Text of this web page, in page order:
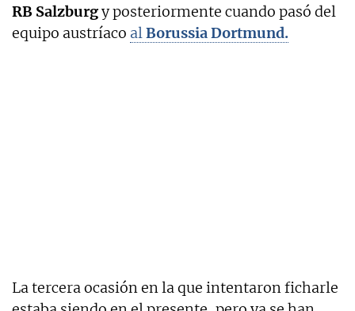
RB Salzburgy posteriormente cuando pasó del
equipo austríaco alBorussia Dortmund.
La tercera ocasión en la que intentaron ficharle